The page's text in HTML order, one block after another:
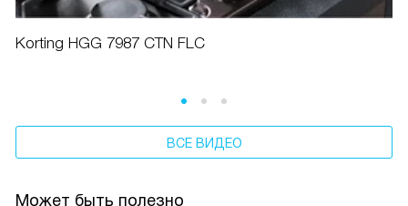
Korting HGG 7987 CTN FLC
ВСЕ ВИДЕО
Может быть полезно